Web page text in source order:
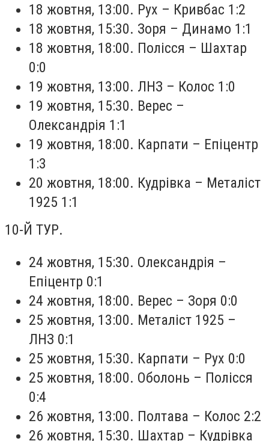
18 жовтня, 13:00. Рух – Кривбас 1:2
18 жовтня, 15:30. Зоря – Динамо 1:1
18 жовтня, 18:00. Полісся – Шахтар
0:0
19 жовтня, 13:00. ЛНЗ – Колос 1:0
19 жовтня, 15:30. Верес –
Олександрія 1:1
19 жовтня, 18:00. Карпати – Епіцентр
1:3
20 жовтня, 18:00. Кудрівка – Металіст
1925 1:1
10-Й ТУР.
24 жовтня, 15:30. Олександрія –
Епіцентр 0:1
24 жовтня, 18:00. Верес – Зоря 0:0
25 жовтня, 13:00. Металіст 1925 –
ЛНЗ 0:1
25 жовтня, 15:30. Карпати – Рух 0:0
25 жовтня, 18:00. Оболонь – Полісся
0:4
26 жовтня, 13:00. Полтава – Колос 2:2
26 жовтня, 15:30. Шахтар – Кудрівка